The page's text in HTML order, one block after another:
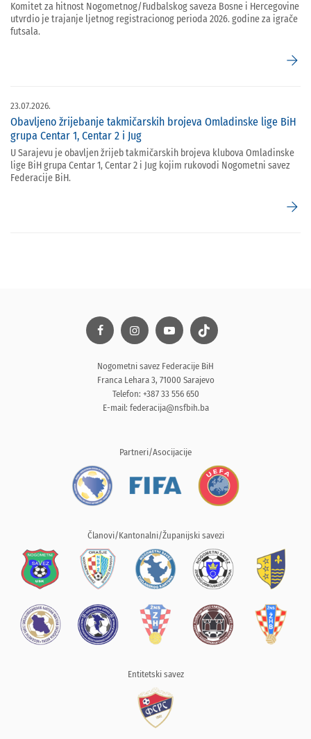
Komitet za hitnost Nogometnog/Fudbalskog saveza Bosne i Hercegovine
utvrdio je trajanje ljetnog registracionog perioda 2026. godine za igrače
futsala.
arrow_forward
23.07.2026.
Obavljeno žrijebanje takmičarskih brojeva Omladinske lige BiH
grupa Centar 1, Centar 2 i Jug
U Sarajevu je obavljen žrijeb takmičarskih brojeva klubova Omladinske
lige BiH grupa Centar 1, Centar 2 i Jug kojim rukovodi Nogometni savez
Federacije BiH.
arrow_forward
Nogometni savez Federacije BiH
Franca Lehara 3, 71000 Sarajevo
Telefon: +387 33 556 650
E-mail: federacija@nsfbih.ba
Partneri/Asocijacije
Članovi/Kantonalni/Županijski savezi
Entitetski savez